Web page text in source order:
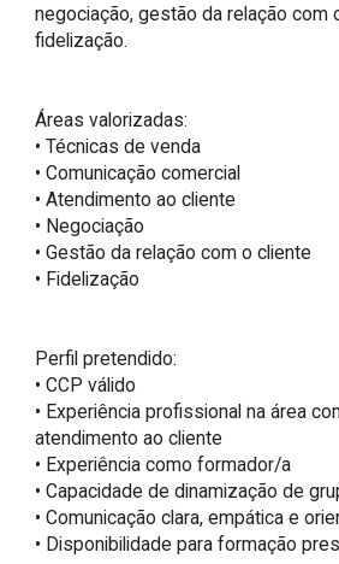
negociação, gestão da relação com
fidelização.
Áreas valorizadas:
• Técnicas de venda
• Comunicação comercial
• Atendimento ao cliente
• Negociação
• Gestão da relação com o cliente
• Fidelização
Perfil pretendido:
• CCP válido
• Experiência profissional na área
atendimento ao cliente
• Experiência como formador/a
• Capacidade de dinamização de
• Comunicação clara, empática e
• Disponibilidade para formação